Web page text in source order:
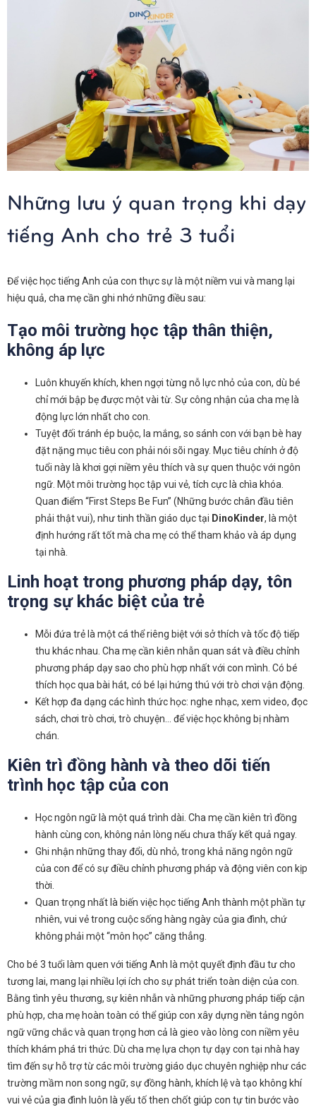
Những lưu ý quan trọng khi dạy
tiếng Anh cho trẻ 3 tuổi
Để việc học tiếng Anh của con thực sự là một niềm vui và mang lại
hiệu quả, cha mẹ cần ghi nhớ những điều sau:
Tạo môi trường học tập thân thiện,
không áp lực
Luôn khuyến khích, khen ngợi từng nỗ lực nhỏ của con, dù bé
chỉ mới bập bẹ được một vài từ. Sự công nhận của cha mẹ là
động lực lớn nhất cho con.
Tuyệt đối tránh ép buộc, la mắng, so sánh con với bạn bè hay
đặt nặng mục tiêu con phải nói sõi ngay. Mục tiêu chính ở độ
tuổi này là khơi gợi niềm yêu thích và sự quen thuộc với ngôn
ngữ. Một môi trường học tập vui vẻ, tích cực là chìa khóa.
Quan điểm “First Steps Be Fun” (Những bước chân đầu tiên
phải thật vui), như tinh thần giáo dục tại DinoKinder, là một
định hướng rất tốt mà cha mẹ có thể tham khảo và áp dụng
tại nhà.
Linh hoạt trong phương pháp dạy, tôn
trọng sự khác biệt của trẻ
Mỗi đứa trẻ là một cá thể riêng biệt với sở thích và tốc độ tiếp
thu khác nhau. Cha mẹ cần kiên nhẫn quan sát và điều chỉnh
phương pháp dạy sao cho phù hợp nhất với con mình. Có bé
thích học qua bài hát, có bé lại hứng thú với trò chơi vận động.
Kết hợp đa dạng các hình thức học: nghe nhạc, xem video, đọc
sách, chơi trò chơi, trò chuyện… để việc học không bị nhàm
chán.
Kiên trì đồng hành và theo dõi tiến
trình học tập của con
Học ngôn ngữ là một quá trình dài. Cha mẹ cần kiên trì đồng
hành cùng con, không nản lòng nếu chưa thấy kết quả ngay.
Ghi nhận những thay đổi, dù nhỏ, trong khả năng ngôn ngữ
của con để có sự điều chỉnh phương pháp và động viên con kịp
thời.
Quan trọng nhất là biến việc học tiếng Anh thành một phần tự
nhiên, vui vẻ trong cuộc sống hàng ngày của gia đình, chứ
không phải một “môn học” căng thẳng.
Cho bé 3 tuổi làm quen với tiếng Anh là một quyết định đầu tư cho
tương lai, mang lại nhiều lợi ích cho sự phát triển toàn diện của con.
Bằng tình yêu thương, sự kiên nhẫn và những phương pháp tiếp cận
phù hợp, cha mẹ hoàn toàn có thể giúp con xây dựng nền tảng ngôn
ngữ vững chắc và quan trọng hơn cả là gieo vào lòng con niềm yêu
thích khám phá tri thức. Dù cha mẹ lựa chọn tự dạy con tại nhà hay
tìm đến sự hỗ trợ từ các môi trường giáo dục chuyên nghiệp như các
trường mầm non song ngữ, sự đồng hành, khích lệ và tạo không khí
vui vẻ của gia đình luôn là yếu tố then chốt giúp con tự tin bước vào